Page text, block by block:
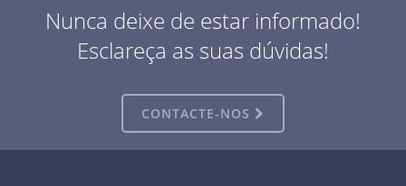
Nunca deixe de estar informado!
Esclareça as suas dúvidas!
CONTACTE-NOS